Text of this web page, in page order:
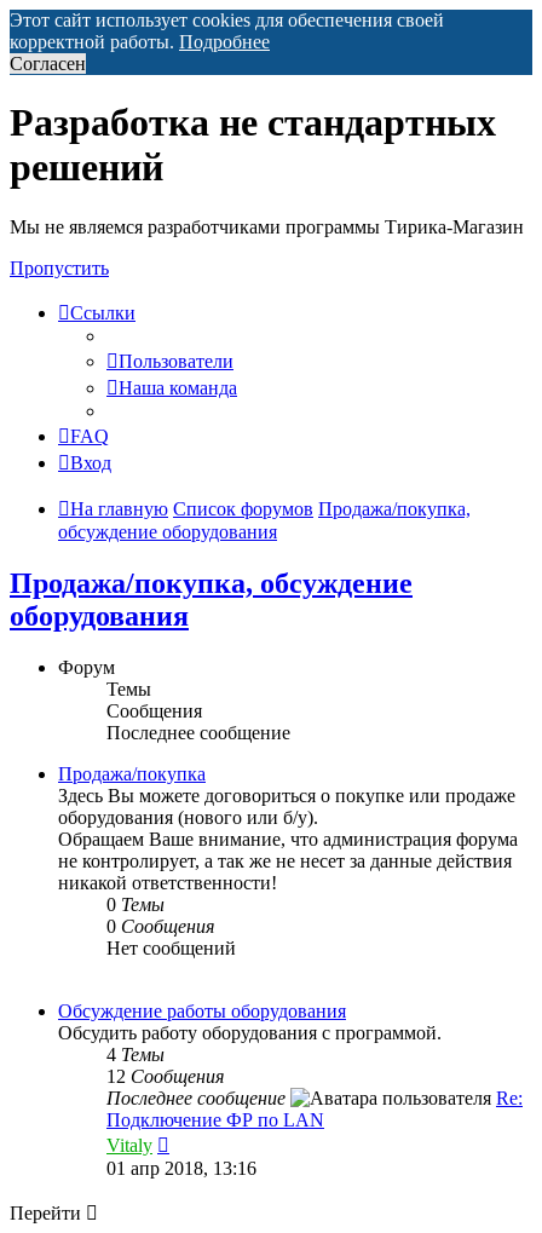
Этот сайт использует cookies для обеспечения своей
корректной работы. Подробнее
Согласен
Разработка не стандартных
решений
Мы не являемся разработчиками программы Тирика-Магазин
Пропустить
Ссылки
Пользователи
Наша команда
FAQ
Вход
На главную Список форумов Продажа/покупка,
обсуждение оборудования
Продажа/покупка, обсуждение
оборудования
Форум
Темы
Сообщения
Последнее сообщение
Продажа/покупка
Здесь Вы можете договориться о покупке или продаже
оборудования (нового или б/у).
Обращаем Ваше внимание, что администрация форума
не контролирует, а так же не несет за данные действия
никакой ответственности!
0 Темы
0 Сообщения
Нет сообщений
Обсуждение работы оборудования
Обсудить работу оборудования с программой.
4 Темы
12 Сообщения
Последнее сообщение
Re:
Подключение ФР по LAN
Vitaly
к
последнему
01 апр 2018, 13:16
Перейти